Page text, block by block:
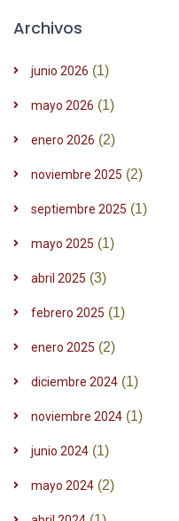
Archivos
junio 2026 (1)
mayo 2026 (1)
enero 2026 (2)
noviembre 2025 (2)
septiembre 2025 (1)
mayo 2025 (1)
abril 2025 (3)
febrero 2025 (1)
enero 2025 (2)
diciembre 2024 (1)
noviembre 2024 (1)
junio 2024 (1)
mayo 2024 (2)